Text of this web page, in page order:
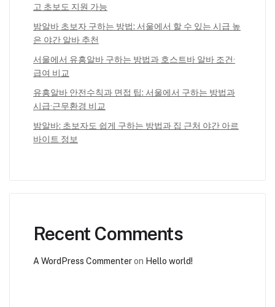
고 초보도 지원 가능
밤알바 초보자 구하는 방법: 서울에서 할 수 있는 시급 높
은 야간 알바 추천
서울에서 유흥알바 구하는 방법과 호스트바 알바 조건·
급여 비교
유흥알바 안전수칙과 면접 팁: 서울에서 구하는 방법과
시급·근무환경 비교
밤알바: 초보자도 쉽게 구하는 방법과 집 근처 야간 아르
바이트 정보
Recent Comments
A WordPress Commenteron Hello world!